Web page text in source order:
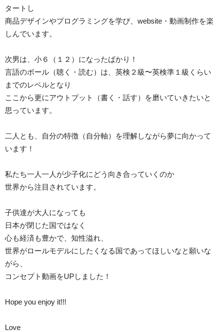
タートし
商品デザインやプログラミングを学び、website・動画制作を楽
しんでいます。
次男は、小６（１２）になったばかり！
言語のボール（聴く・読む）は、英検２級〜英検準１級くらい
までのレベルとなり
ここから更にアウトプット（書く・話す）を磨いていきたいと
思っています。
二人とも、自分の特徴（自分軸）を理解しながら夢に向かって
います！
私たち一人一人が少子化にどう向き合っていくのか
世界から注目されています。
子供達が大人になっても
日本が閉じた国ではなく
心も経済も豊かで、知性溢れ、
世界がロールモデルにしたくなる国であってほしいなと願いな
がら、
コンセプト動画をUPしました！
Hope you enjoy it!!!
Love